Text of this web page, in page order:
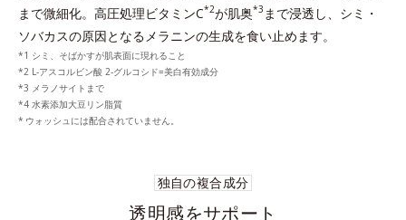
まで微細化。高圧処理ビタミンC*2が肌奥*3 まで浸透し、シミ・
ソバカスの原因となるメラニンの生成を食い止めます。
シミ、そばかすが肌表面に現れること
L-アスコルビン酸 2-グルコシド=美白有効成分
メラノサイトまで
水素添加大豆リン脂質
ウォッシュには配合されていません。
独自の複合成分
透明感をサポート